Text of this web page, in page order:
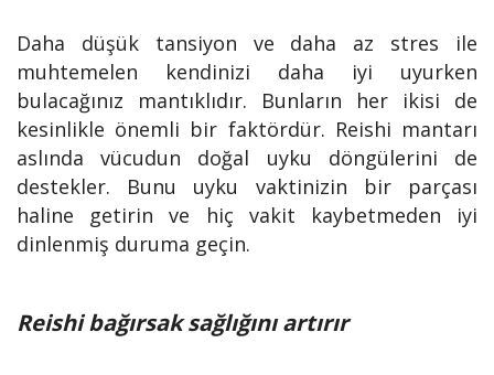
Daha düşük tansiyon ve daha az stres ile
muhtemelen kendinizi daha iyi uyurken
bulacağınız mantıklıdır. Bunların her ikisi de
kesinlikle önemli bir faktördür. Reishi mantarı
aslında vücudun doğal uyku döngülerini de
destekler. Bunu uyku vaktinizin bir parçası
haline getirin ve hiç vakit kaybetmeden iyi
dinlenmiş duruma geçin.
Reishi bağırsak sağlığını artırır